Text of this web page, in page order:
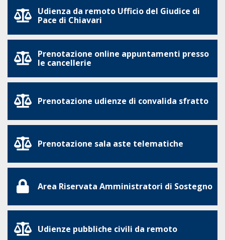
Udienza da remoto Ufficio del Giudice di
Pace di Chiavari
Prenotazione online appuntamenti presso
le cancellerie
Prenotazione udienze di convalida sfratto
Prenotazione sala aste telematiche
Area Riservata Amministratori di Sostegno
Udienze pubbliche civili da remoto